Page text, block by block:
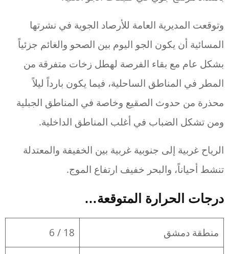
وتوقعت المديرية العامة للأرصاد الجوية في نشرتها
المسائية أن يكون الجو اليوم بين الصحو والغائم جزئياً
بشكل عام مع بقاء الفرصة لهطل زخات متفرقة من
المطر في المناطق الساحلية، فيما يكون بارداً ليلاً
محذرة من حدوث الصقيع وخاصة في المناطق الجبلية
ومن تشكل الضباب في أغلب المناطق الداخلية.
الرياح غربية إلى جنوبية غربية بين الخفيفة والمعتدلة
تنشط أحياناً، والبحر خفيف ارتفاع الموج.
درجات الحرارة المتوقعة…
منطقة دمشق 18 / 6